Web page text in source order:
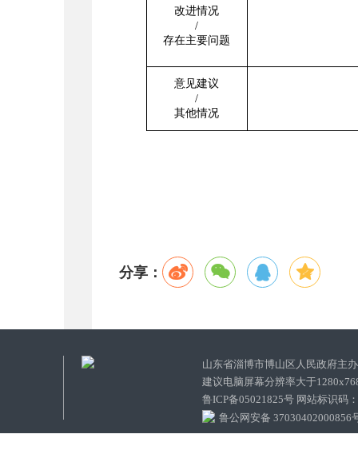
改进情况
/
存在主要问题
意见建议
/
其他情况
分享：
山东省淄博市博山区人民政府
建议电脑屏幕分辨率大于
鲁ICP备05021825号 网站标识码
鲁公网安备 37030402000856